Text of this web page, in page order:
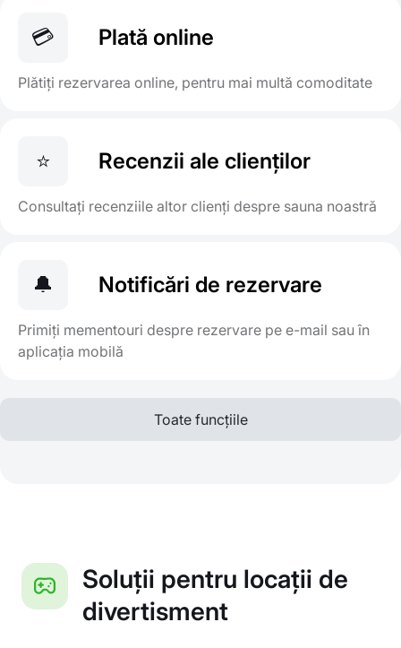
💳 Plată online
Plătiți rezervarea online, pentru mai multă comoditate
⭐ Recenzii ale clienților
Consultați recenziile altor clienți despre sauna noastră
🔔 Notificări de rezervare
Primiți mementouri despre rezervare pe e-mail sau în
aplicația mobilă
Toate funcțiile
Soluții pentru locații de
divertisment